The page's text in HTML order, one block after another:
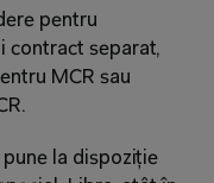
pentru
contract separat,
MCR sau
la dispoziție